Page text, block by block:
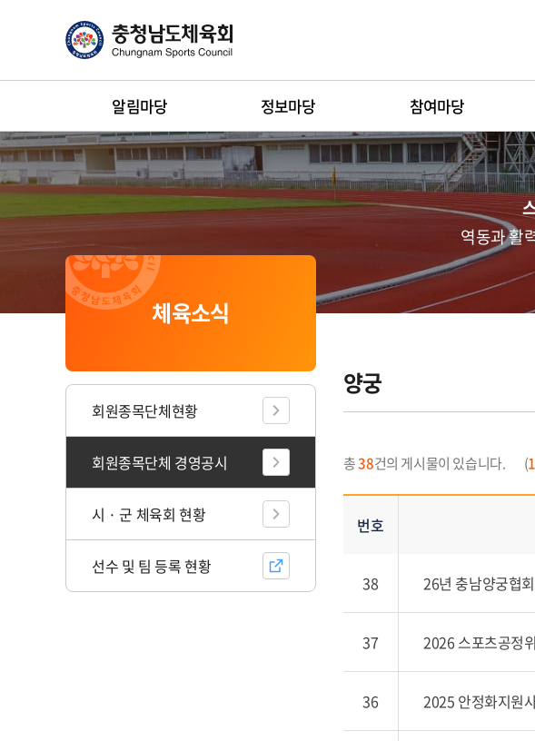
알림마당 정보마당 참여마당
역동과 활
체육소식
회원종목단체현황
회원종목단체 경영공시
시 · 군 체육회 현황
선수 및 팀 등록 현황
양궁
공유하기인쇄하기
총38건의 게시물이 있습니다. (1
판
리
트
번
제
번호
38 26년 충남양궁협
37
36 2025 안정화지원